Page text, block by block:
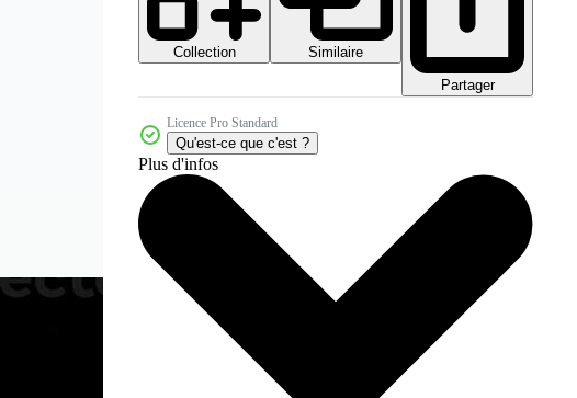
Collection
Similaire
Partager
Licence Pro Standard
Qu'est-ce que c'est ?
Plus d'infos